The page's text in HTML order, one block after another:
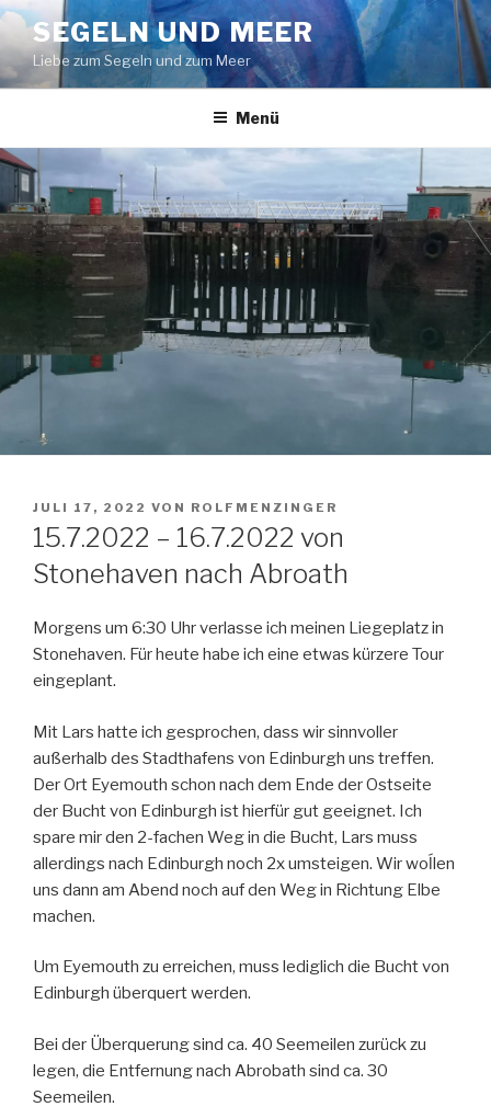
Zum
Inhalt
springen
SEGELN UND MEER
Liebe zum Segeln und zum Meer
Menü
VERÖFFENTLICHT
AM
JULI 17, 2022 VON ROLFMENZINGER
15.7.2022 – 16.7.2022 von
Stonehaven nach Abroath
Morgens um 6:30 Uhr verlasse ich meinen Liegeplatz in
Stonehaven. Für heute habe ich eine etwas kürzere Tour
eingeplant.
Mit Lars hatte ich gesprochen, dass wir sinnvoller
außerhalb des Stadthafens von Edinburgh uns treffen.
Der Ort Eyemouth schon nach dem Ende der Ostseite
der Bucht von Edinburgh ist hierfür gut geeignet. Ich
spare mir den 2-fachen Weg in die Bucht, Lars muss
allerdings nach Edinburgh noch 2x umsteigen. Wir woĺlen
uns dann am Abend noch auf den Weg in Richtung Elbe
machen.
Um Eyemouth zu erreichen, muss lediglich die Bucht von
Edinburgh überquert werden.
Bei der Überquerung sind ca. 40 Seemeilen zurück zu
legen, die Entfernung nach Abrobath sind ca. 30
Seemeilen.